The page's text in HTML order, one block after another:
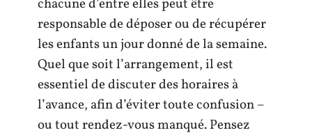
chacune d’entre elles peut être
responsable de déposer ou de récupérer
les enfants un jour donné de la semaine.
Quel que soit l’arrangement, il est
essentiel de discuter des horaires à
l’avance, afin d’éviter toute confusion –
ou tout rendez-vous manqué. Pensez